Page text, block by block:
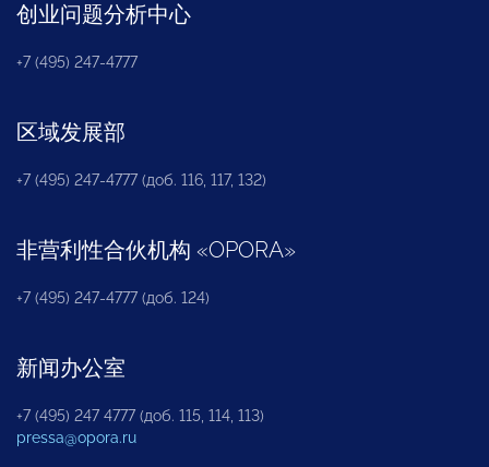
创业问题分析中心
+7 (495) 247-4777
区域发展部
+7 (495) 247-4777 (доб. 116, 117, 132)
非营利性合伙机构 «OPORA»
+7 (495) 247-4777 (доб. 124)
新闻办公室
+7 (495) 247 4777 (доб. 115, 114, 113)
pressa@opora.ru